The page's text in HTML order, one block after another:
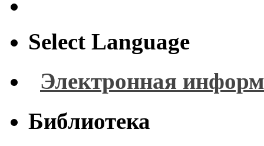
Select Language
Электронная
Библиотека